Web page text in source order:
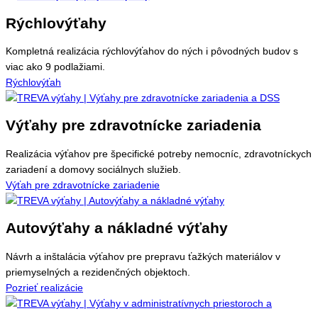
Rýchlovýťahy
Kompletná realizácia rýchlovýťahov do ných i pôvodných budov s
viac ako 9 podlažiami.
Rýchlovýťah
Výťahy pre zdravotnícke zariadenia
Realizácia výťahov pre špecifické potreby nemocníc, zdravotníckych
zariadení a domovy sociálnych služieb.
Výťah pre zdravotnícke zariadenie
Autovýťahy a nákladné výťahy
Návrh a inštalácia výťahov pre prepravu ťažkých materiálov v
priemyselných a rezidenčných objektoch.
Pozrieť realizácie